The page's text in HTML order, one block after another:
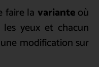
faire la varianteoù
yeux et chacun
modification sur